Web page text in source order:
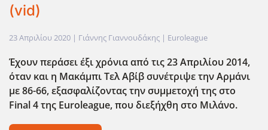
(vid)
23 Απριλίου 2020 | Γιάννης Γιαννουδάκης | Euroleague
Έχουν περάσει έξι χρόνια από τις 23 Απριλίου 2014,
όταν και η Μακάμπι Τελ Αβίβ συνέτριψε την Αρμάνι
με 86-66, εξασφαλίζοντας την συμμετοχή της στο
Final 4της Euroleague,που διεξήχθη στο Μιλάνο.